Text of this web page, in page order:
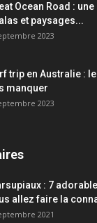
Ocean Road :
et paysages...
2023
trip en Australie :
manquer
2023
: 7
allez faire la
2021